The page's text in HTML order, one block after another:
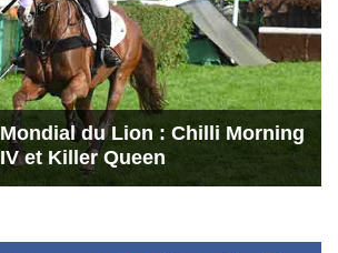
Mondial du Lion : Chilli Morning
IV et Killer Queen